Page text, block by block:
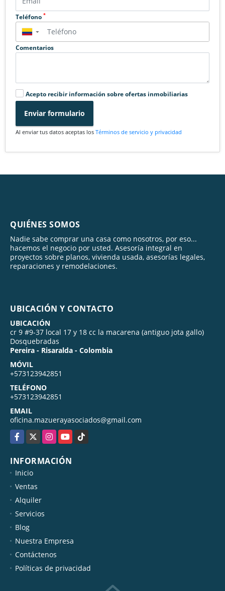
Teléfono *
▼
Comentarios
Acepto recibir información sobre ofertas inmobiliarias
Enviar formulario
Al enviar tus datos aceptas los Términos de servicio y privacidad
QUIÉNES SOMOS
Nadie sabe comprar una casa como nosotros, por eso...
hacemos el negocio por usted. Asesoría integral en
proyectos sobre planos, vivienda usada, asesorías legales,
reparaciones y remodelaciones.
UBICACIÓN Y CONTACTO
UBICACIÓN
cr 9 #9-37 local 17 y 18 cc la macarena (antiguo jota gallo)
Dosquebradas
Pereira - Risaralda - Colombia
MÓVIL
+573123942851
TELÉFONO
+573123942851
EMAIL
oficina.mazuerayasociados@gmail.com
Facebook
X InstagramYouTubeTikTok
INFORMACIÓN
Inicio
Ventas
Alquiler
Servicios
Blog
Nuestra Empresa
Contáctenos
Políticas de privacidad